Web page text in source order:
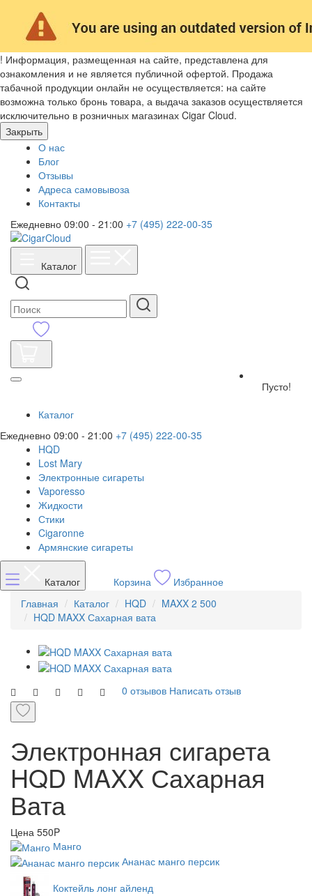
! Информация, размещенная на сайте, представлена для
ознакомления и не является публичной офертой. Продажа
табачной продукции онлайн не осуществляется: на сайте
возможна только бронь товара, а выдача заказов осуществляется
исключительно в розничных магазинах Cigar Cloud.
Закрыть
О нас
Блог
Отзывы
Адреса самовывоза
Контакты
Ежедневно 09:00 - 21:00 +7 (495) 222-00-35
Каталог
Пусто!
Каталог
Ежедневно 09:00 - 21:00 +7 (495) 222-00-35
HQD
Lost Mary
Электронные сигареты
Vaporesso
Жидкости
Стики
Cigaronne
Армянские сигареты
Каталог Корзина
Избранное
Главная
Каталог HQD
MAXX 2 500
HQD MAXX Сахарная вата
0 отзывов Написать отзыв
Электронная сигарета
HQD MAXX Сахарная
Вата
Цена 550P
Манго
Ананас манго персик
Коктейль лонг айленд